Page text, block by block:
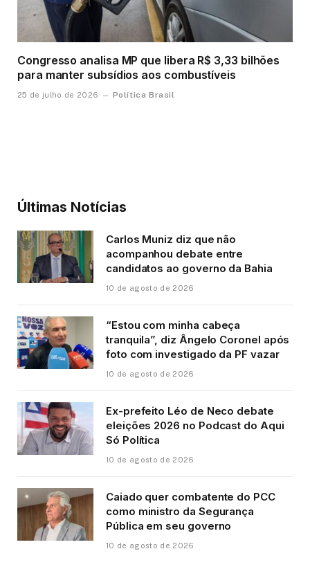
Congresso analisa MP que libera R$ 3,33 bilhões
para manter subsídios aos combustíveis
25 de julho de 2026 Política Brasil
Últimas Notícias
Carlos Muniz diz que não
acompanhou debate entre
candidatos ao governo da Bahia
10 de agosto de 2026
“Estou com minha cabeça
tranquila”, diz Ângelo Coronel após
foto com investigado da PF vazar
10 de agosto de 2026
Ex-prefeito Léo de Neco debate
eleições 2026 no Podcast do Aqui
Só Política
10 de agosto de 2026
Caiado quer combatente do PCC
como ministro da Segurança
Pública em seu governo
10 de agosto de 2026